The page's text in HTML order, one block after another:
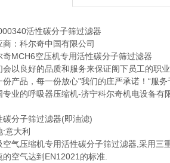
活性碳分子筛过滤器
商：科尔奇中国有限公司
奇MCH6空压机专用活性碳分子筛过滤器
会以良好的品质和服务来保证阁下员工的职
份产品，每一份放心"我们的庄严承诺！“服
专业的呼吸器压缩机-济宁科尔奇机电设备有
碳分子筛过滤器(即油滤)
:意大利
空气压缩机专用活性碳分子筛过滤器,采用三
的空气达到EN12021的标准.